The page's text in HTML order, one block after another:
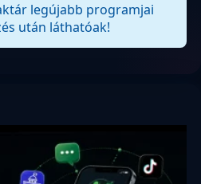
legújabb programjai
után láthatóak!